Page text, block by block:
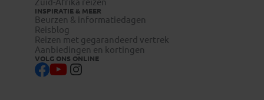
INSPIRATIE & MEER
Beurzen & informatiedagen
Reisblog
Reizen met gegarandeerd vertrek
Aanbiedingen en kortingen
VOLG ONS ONLINE